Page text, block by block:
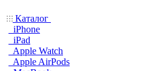
Каталог
iPhone
iPad
Apple Watch
Apple AirPods